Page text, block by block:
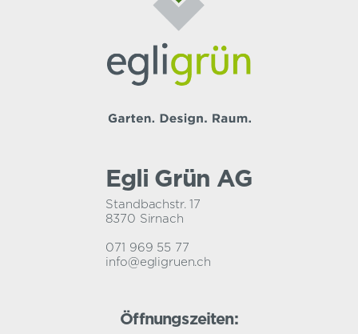
Egli Grün AG
Standbachstr. 17
8370 Sirnach
071 969 55 77
info@egligruen.ch
Öffnungszeiten: